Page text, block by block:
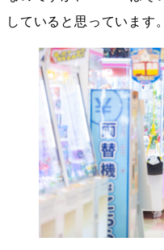
していると思っています。